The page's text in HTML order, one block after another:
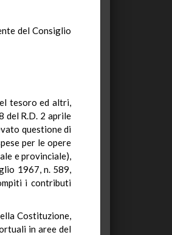
del Consiglio
tesoro ed altri,
del R.D. 2 aprile
questione di
per le opere
e provinciale),
1967, n. 589,
i contributi
Costituzione,
in aree del